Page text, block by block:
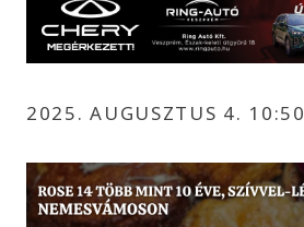
2025. AUGUSZTUS 4. 10:50